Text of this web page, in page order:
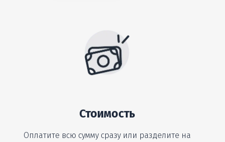
Стоимость
Оплатите всю сумму сразу или разделите на